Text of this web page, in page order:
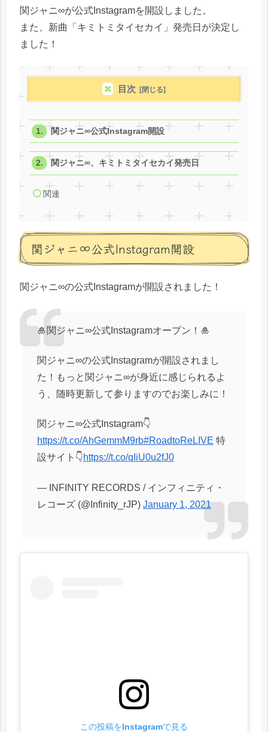
関ジャニ∞が公式Instagramを開設しました。
また、新曲「キミトミタイセカイ」発売日が決定し
ました！
目次
関ジャニ∞公式Instagram開設
関ジャニ∞、キミトミタイセカイ発売日
関連
関ジャニ∞公式Instagram開設
関ジャニ∞の公式Instagramが開設されました！
🎍関ジャニ∞公式Instagramオープン！🎍
関ジャニ∞の公式Instagramが開設されまし
た！もっと関ジャニ∞が身近に感じられるよ
う、随時更新して参りますのでお楽しみに！
関ジャニ∞公式Instagram👇
https://t.co/AhGemmM9rb#RoadtoReLIVE 特
設サイト👇https://t.co/qIiU0u2fJ0
— INFINITY RECORDS / インフィニティ・
レコーズ (@Infinity_rJP) January 1, 2021
この投稿をInstagramで見る